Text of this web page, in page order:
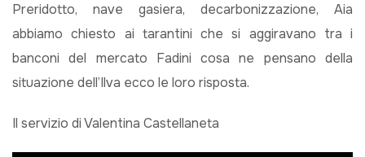
Preridotto, nave gasiera, decarbonizzazione, Aia
abbiamo chiesto ai tarantini che si aggiravano tra i
banconi del mercato Fadini cosa ne pensano della
situazione dell’Ilva ecco le loro risposta.
Il servizio di Valentina Castellaneta